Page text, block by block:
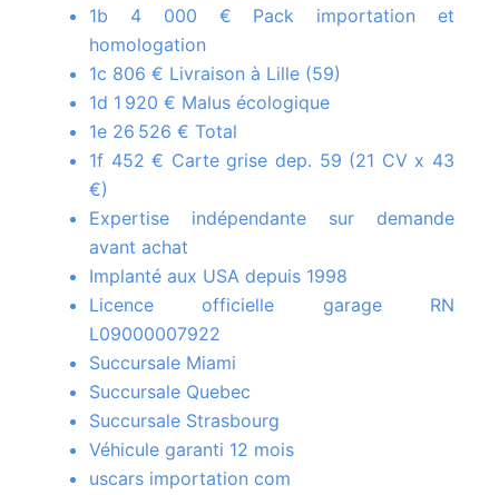
1b 4 000 € Pack importation et
homologation
1c 806 € Livraison à Lille (59)
1d 1 920 € Malus écologique
1e 26 526 € Total
1f 452 € Carte grise dep. 59 (21 CV x 43
€)
Expertise indépendante sur demande
avant achat
Implanté aux USA depuis 1998
Licence officielle garage RN
L09000007922
Succursale Miami
Succursale Quebec
Succursale Strasbourg
Véhicule garanti 12 mois
uscars importation com